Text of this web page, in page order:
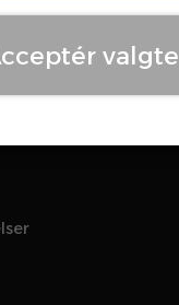
valgte